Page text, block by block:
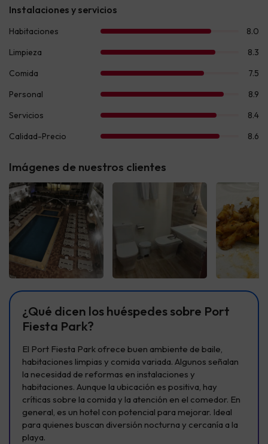
Imágenes de nuestros clientes
¿Qué dicen los huéspedes sobre Port
Fiesta Park?
El Port Fiesta Park ofrece buen ambiente de baile,
habitaciones limpias y comida variada. Algunos señalan
la necesidad de reformas en instalaciones y
habitaciones. Aunque la ubicación es positiva, hay
críticas sobre la comida y la atención en el comedor. En
general, es un hotel con potencial para mejorar. Ideal
para quienes buscan diversión nocturna y cercanía a la
playa.